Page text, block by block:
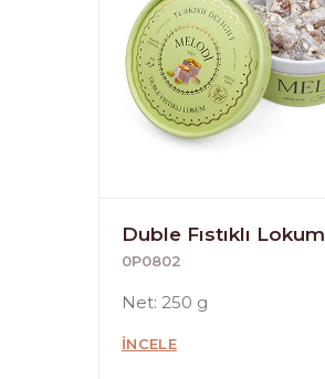
Duble Fıstıklı Lokum
0P0802
Net: 250 g
İNCELE